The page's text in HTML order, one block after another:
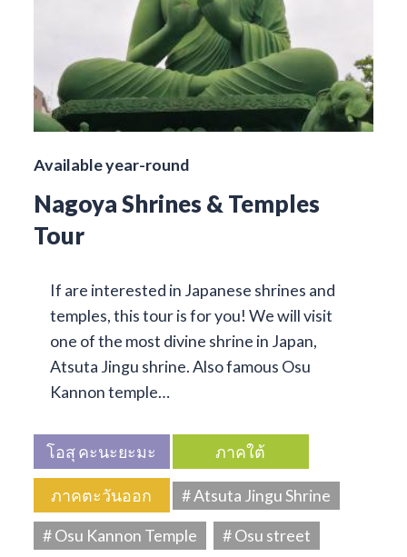
Available year-round
Nagoya Shrines & Temples
Tour
If are interested in Japanese shrines and
temples, this tour is for you! We will visit
one of the most divine shrine in Japan,
Atsuta Jingu shrine. Also famous Osu
Kannon temple…
โอสุ คะนะยะมะ ภาคใต้
ภาคตะวันออก
# Atsuta Jingu Shrine
# Osu Kannon Temple
# Osu street